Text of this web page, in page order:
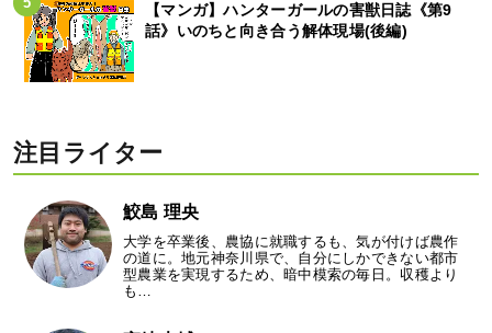
【マンガ】ハンターガールの害獣日誌《第9
話》いのちと向き合う解体現場(後編)
注目ライター
鮫島 理央
大学を卒業後、農協に就職するも、気が付けば農作
の道に。地元神奈川県で、自分にしかできない都市
型農業を実現するため、暗中模索の毎日。収穫より
も…